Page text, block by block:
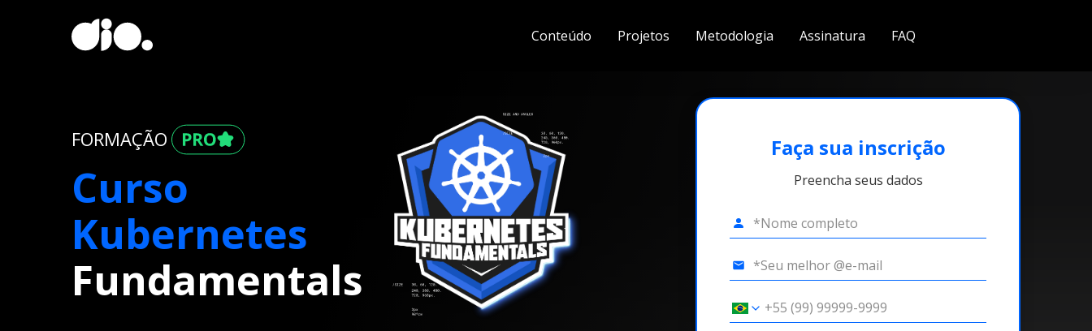
Conteúdo Projetos Metodologia Assinatura FAQ
FORMAÇÃO
Curso
Kubernetes
Fundamentals
Faça sua inscrição
Preencha seus dados